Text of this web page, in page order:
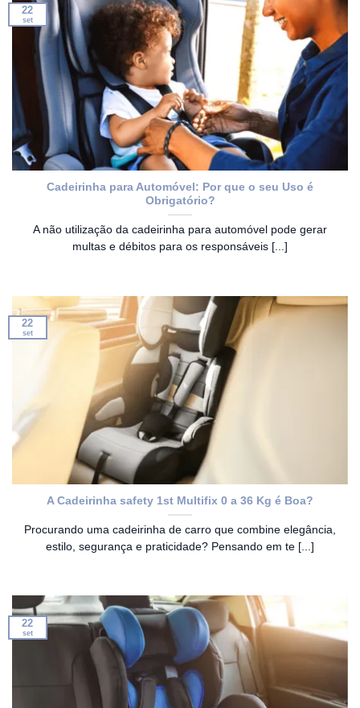
Cadeirinha para Automóvel: Por que o seu Uso é
Obrigatório?
A não utilização da cadeirinha para automóvel pode gerar
multas e débitos para os responsáveis [...]
22
set
A Cadeirinha safety 1st Multifix 0 a 36 Kg é Boa?
Procurando uma cadeirinha de carro que combine elegância,
estilo, segurança e praticidade? Pensando em te [...]
22
set
22
set